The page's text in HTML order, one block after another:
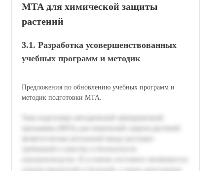
МТА для химической защиты
растений
3.1. Разработка усовершенствованных
учебных программ и методик
Предложения по обновлению учебных программ и
методик подготовки МТА.